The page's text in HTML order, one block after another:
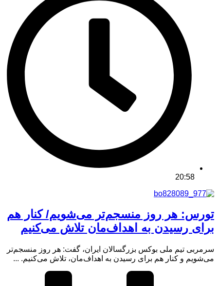
20:58
تورس: هر روز منسجم‌تر می‌شویم/ کنار هم
برای رسیدن به اهداف‌مان تلاش‌ می‌کنیم
سرمربی تیم ملی بوکس بزرگسالان ایران، گفت: هر روز منسجم‌تر
می‌شویم و کنار هم برای رسیدن به اهداف‌مان، تلاش می‌کنیم. ...